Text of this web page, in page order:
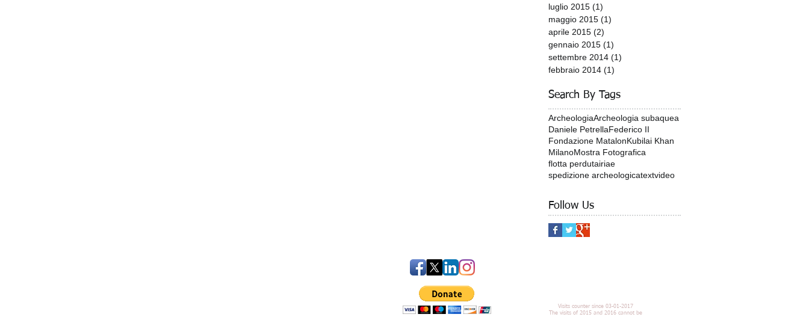
luglio 2015 (1)
maggio 2015 (1)
aprile 2015 (2)
gennaio 2015 (1)
settembre 2014 (1)
febbraio 2014 (1)
Search By Tags
ArcheologiaArcheologia subaquea
Daniele PetrellaFederico II
Fondazione MatalonKubilai Khan
MilanoMostra Fotografica
flotta perdutairiae
spedizione archeologicatextvideo
Follow Us
Visits counter since 03-01-2017
The visits of 2015 and 2016 cannot be